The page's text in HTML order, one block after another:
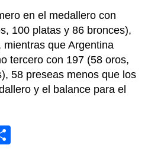
en el medallero con
100 platas y 86 bronces),
que Argentina
tercero con 197 (58 oros,
58 preseas menos que los
y el balance para el